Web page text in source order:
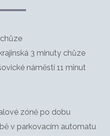
3 minuty chůze
náměstí 11 minut
zóně po dobu
v parkovacím automatu